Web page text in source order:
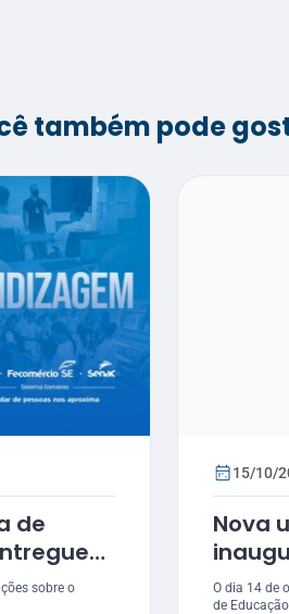
também pode
de
sobre o
15/10/
Nova
Glória
O dia 14 de
de